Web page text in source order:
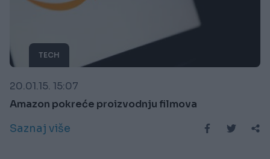
TECH
20.01.15. 15:07
Amazon pokreće proizvodnju filmova
Saznaj više